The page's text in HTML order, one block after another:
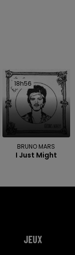
18h56
18h56
BRUNO MARS
I Just Might
JEUX